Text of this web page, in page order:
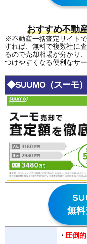
おすすめ不動
※不動産一括査定サイト
すれば、無料で複数社に
るので売却相場が分かり
つけやすくなる便利なサー
◆SUUMO（スーモ
無料
・ 圧倒